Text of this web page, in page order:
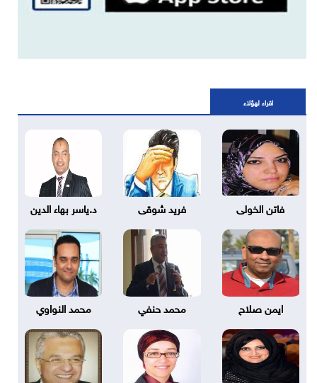
اقراء لهؤلاء
فاتن الخولى فريد شوقى د.ياسر بهاء الدين
ايمن صلاح محمد حنفي محمد النواوي